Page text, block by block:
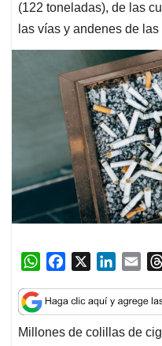
(122 toneladas), de las
las vías y andenes de
W
a
t
s
c
e
b
n
k
e
a
i
l
Millones de colillas de